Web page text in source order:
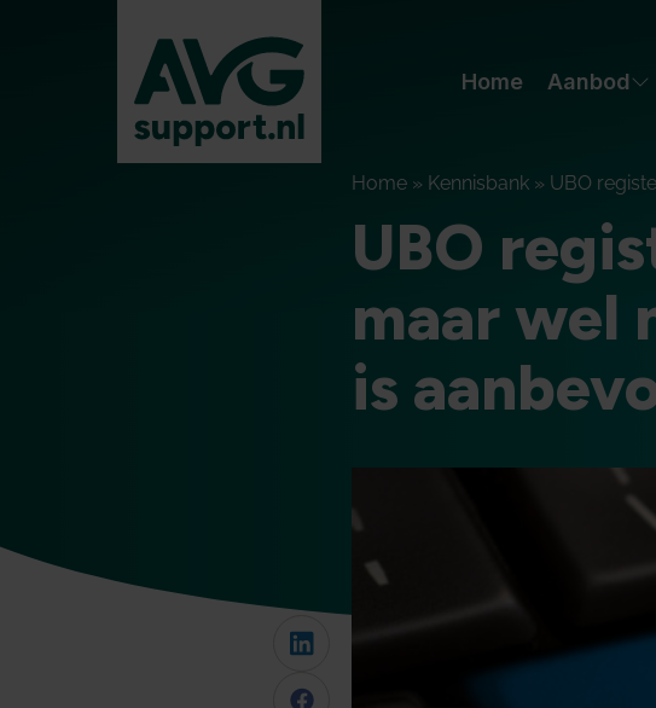
Home Aanbod
Home » Kennisbank » UBO
UBO
maar wel
is